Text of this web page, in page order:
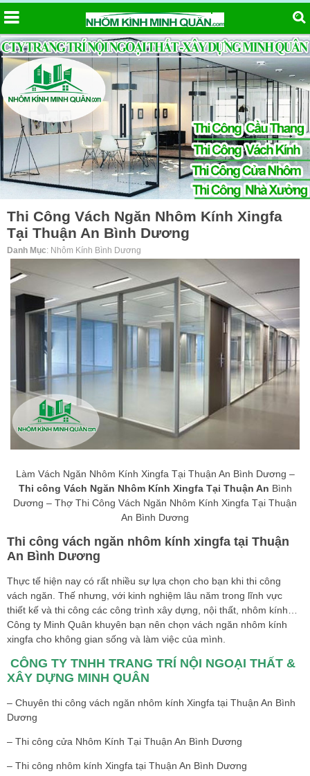
Thi Công Vách Ngăn Nhôm Kính Xingfa
Tại Thuận An Bình Dương
Danh Mục: Nhôm Kính Bình Dương
Làm Vách Ngăn Nhôm Kính Xingfa Tại Thuận An Bình Dương –
Thi công Vách Ngăn Nhôm Kính Xingfa Tại Thuận An Bình
Dương – Thợ Thi Công Vách Ngăn Nhôm Kính Xingfa Tại Thuận
An Bình Dương
Thi công vách ngăn nhôm kính xingfa tại Thuận
An Bình Dương
Thực tế hiện nay có rất nhiều sự lựa chọn cho bạn khi thi công
vách ngăn. Thế nhưng, với kinh nghiệm lâu năm trong lĩnh vực
thiết kế và thi công các công trình xây dựng, nội thất, nhôm kính…
Công ty Minh Quân khuyên bạn nên chọn vách ngăn nhôm kính
xingfa cho không gian sống và làm việc của mình.
CÔNG TY TNHH TRANG TRÍ NỘI NGOẠI THẤT &
XÂY DỰNG MINH QUÂN
– Chuyên thi công vách ngăn nhôm kính Xingfa tại Thuận An Bình
Dương
– Thi công cửa Nhôm Kính Tại Thuận An Bình Dương
– Thi công nhôm kính Xingfa tại Thuận An Bình Dương